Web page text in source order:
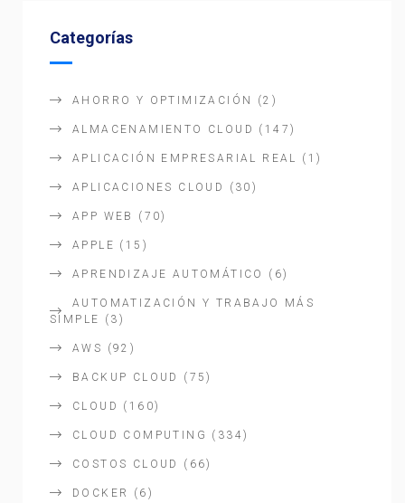
Categorías
AHORRO Y OPTIMIZACIÓN (2)
ALMACENAMIENTO CLOUD (147)
APLICACIÓN EMPRESARIAL REAL (1)
APLICACIONES CLOUD (30)
APP WEB (70)
APPLE (15)
APRENDIZAJE AUTOMÁTICO (6)
AUTOMATIZACIÓN Y TRABAJO MÁS
SIMPLE
(3)
AWS (92)
BACKUP CLOUD (75)
CLOUD (160)
CLOUD COMPUTING (334)
COSTOS CLOUD (66)
DOCKER (6)